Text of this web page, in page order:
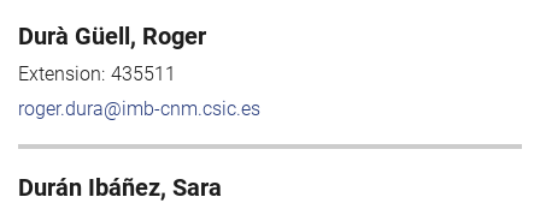
Durà Güell, Roger
Extension: 435511
roger.dura@imb-cnm.csic.es
Durán Ibáñez, Sara